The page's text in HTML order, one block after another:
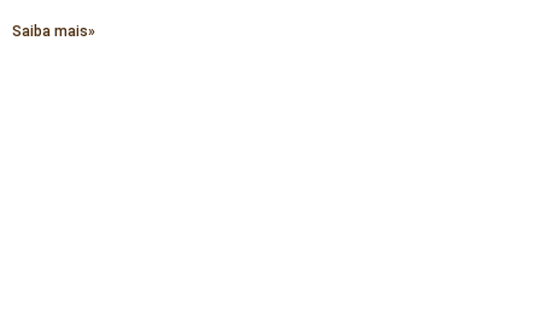
Saiba mais»